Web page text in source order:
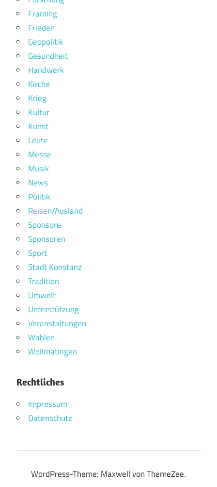
Framing
Frieden
Geopolitik
Gesundheit
Handwerk
Kirche
Krieg
Kultur
Kunst
Leute
Messe
Musik
News
Politik
Reisen/Ausland
Sponsore
Sponsoren
Sport
Stadt Konstanz
Tradition
Umwelt
Unterstützung
Veranstaltungen
Wahlen
Wollmatingen
Rechtliches
Impressum
Datenschutz
WordPress-Theme: Maxwell von ThemeZee.